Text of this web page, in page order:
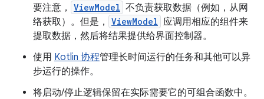
要注意，
ViewModel 不负责获取数据（例如，从网
络获取）。但是，
ViewModel 应调用相应的组件来
提取数据，然后将结果提供给界面控制器。
使用 Kotlin 协程管理长时间运行的任务和其他可以异
步运行的操作。
将启动/停止逻辑保留在实际需要它的可组合函数中。